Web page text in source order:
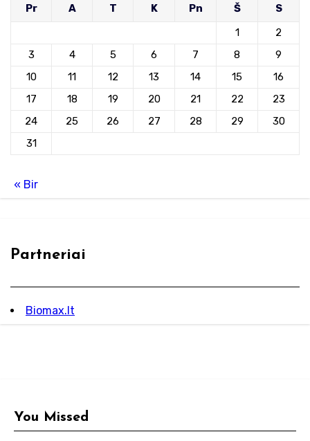
Pr A T K Pn Š
S
1
2
3
4 5 6 7 8
9
10
11 12 13 14 15
16
17
18 19 20 21 22
23
24
25 26 27 28 29
30
31
« Bir
Partneriai
Biomax.lt
You Missed